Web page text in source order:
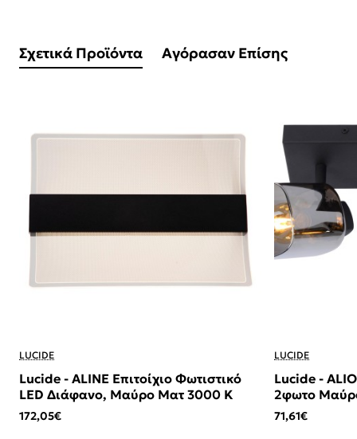
Σχετικά Προϊόντα Αγόρασαν Επίσης
LUCIDE
Lucide - ALINE Επιτοίχιο Φωτιστικό
LED Διάφανο, Μαύρο Ματ 3000 K
172,05€
LUCIDE
Lucide -
2φωτο
(Smoke)
71,61€